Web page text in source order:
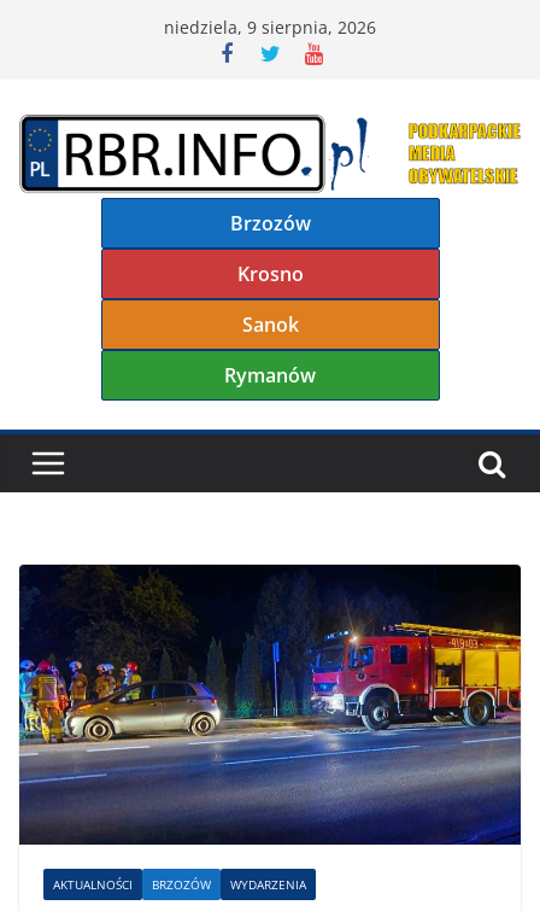
niedziela, 9 sierpnia, 2026
Brzozów
Krosno
Sanok
Rymanów
AKTUALNOŚCI BRZOZÓW WYDARZENIA